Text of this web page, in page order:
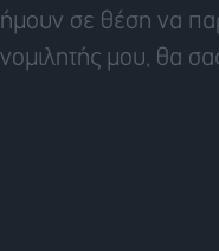
σε θέση να
μου, θα